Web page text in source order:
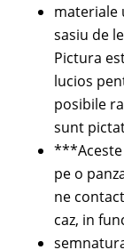
materiale
sasiu de
Pictura
lucios
posibile
sunt
pe o
ne
caz, in